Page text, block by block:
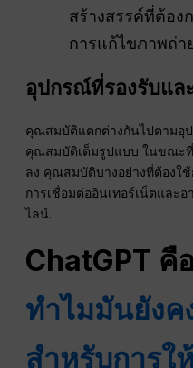
สร้างสรรค์ที่ต้อง
การแก้ไขภาพถ่
อุปกรณ์ที่รองรับแล
คุณสมบัติแตกต่างกันไปตามอุ
คุณสมบัติเต็มรูปแบบ ในขณะ
ลง คุณสมบัติบางอย่างที่ต้องใ
การเชื่อมต่ออินเทอร์เน็ตและ
ไลน์.
ChatGPT คื
ทำไมมันยังค
สำหรับการใ